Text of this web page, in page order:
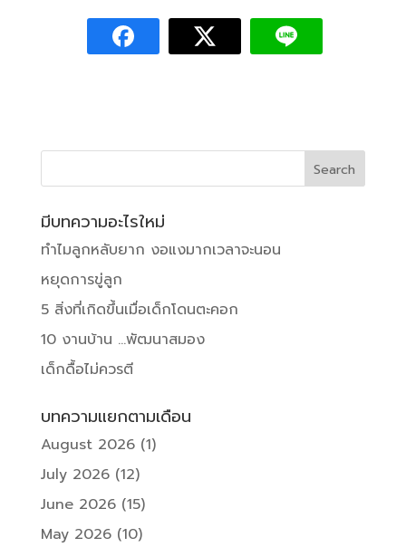
มีบทความอะไรใหม่
ทำไมลูกหลับยาก งอแงมากเวลาจะนอน
หยุดการขู่ลูก
5 สิ่งที่เกิดขึ้นเมื่อเด็กโดนตะคอก
10 งานบ้าน …พัฒนาสมอง
เด็กดื้อไม่ควรตี
บทความแยกตามเดือน
August 2026(1)
July 2026(12)
June 2026(15)
May 2026(10)